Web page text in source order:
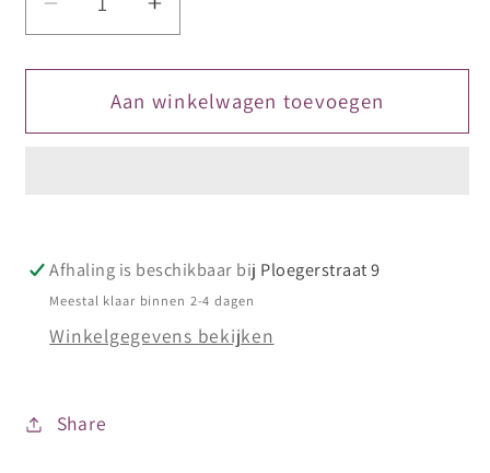
Aantal
verlagen
voor
Design
Sticker
Aantal
verhogen
voor
Design
Sticker
Aan winkelwagen toevoegen
Afhaling is beschikbaar bij Ploegerstraat 9
Meestal klaar binnen 2-4 dagen
Winkelgegevens bekijken
Share